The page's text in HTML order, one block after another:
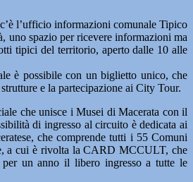
l’ufficio informazioni comunale Tipico
uno spazio per ricevere informazioni ma
tipici del territorio, aperto dalle 10 alle
è possibile con un biglietto unico, che
e la partecipazione ai City Tour.
che unisce i Musei di Macerata con il
di ingresso al circuito è dedicata ai
che comprende tutti i 55 Comuni
a cui è rivolta la CARD MCCULT, che
un anno il libero ingresso a tutte le